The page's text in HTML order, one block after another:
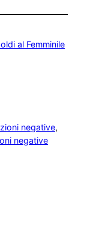
al Femminile
negative
negative